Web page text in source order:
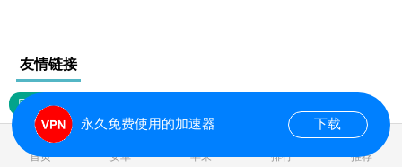
友情链接
网站地图
首页 安卓 苹果 排行 推荐
永久免费使用的加速器 下载
0.028559s